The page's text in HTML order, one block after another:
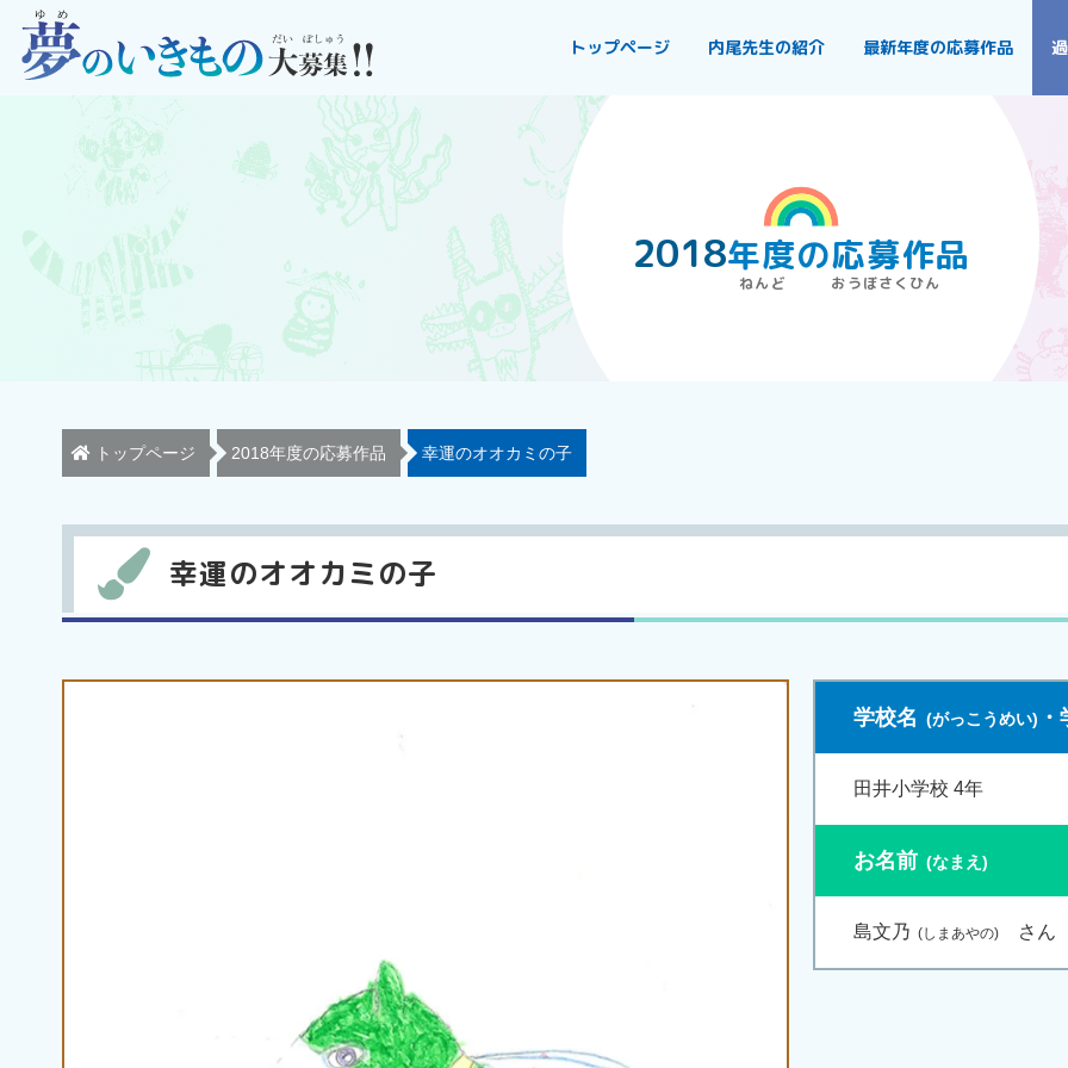
トップページ 内尾先生の紹介 最新年度の応募作品
2018年度の応募作品
トップページ 2018年度の応募作品 幸運のオオカミの子
幸運のオオカミの子
学校名 ・
田井小学校 4年
お名前
島文乃 さん